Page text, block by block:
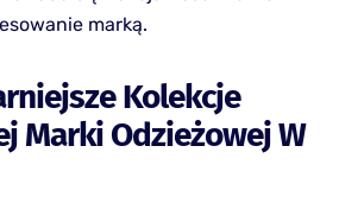
marką.
Kolekcje
Marki Odzieżowej W